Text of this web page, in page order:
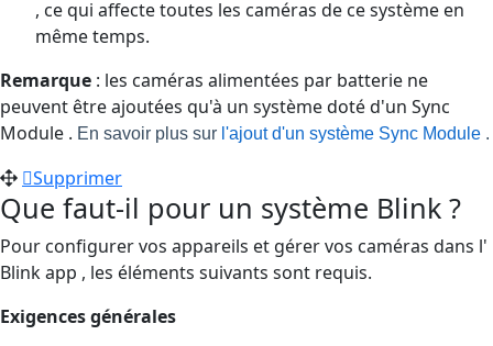
, ce qui affecte toutes les caméras de ce système en
même temps.
Remarque : les caméras alimentées par batterie ne
peuvent être ajoutées qu'à un système doté d'un Sync
Module . En savoir plus sur l'ajout d'un système Sync Module .
Supprimer
Que faut-il pour un système Blink ?
Pour configurer vos appareils et gérer vos caméras dans l'
Blink app , les éléments suivants sont requis.
Exigences générales